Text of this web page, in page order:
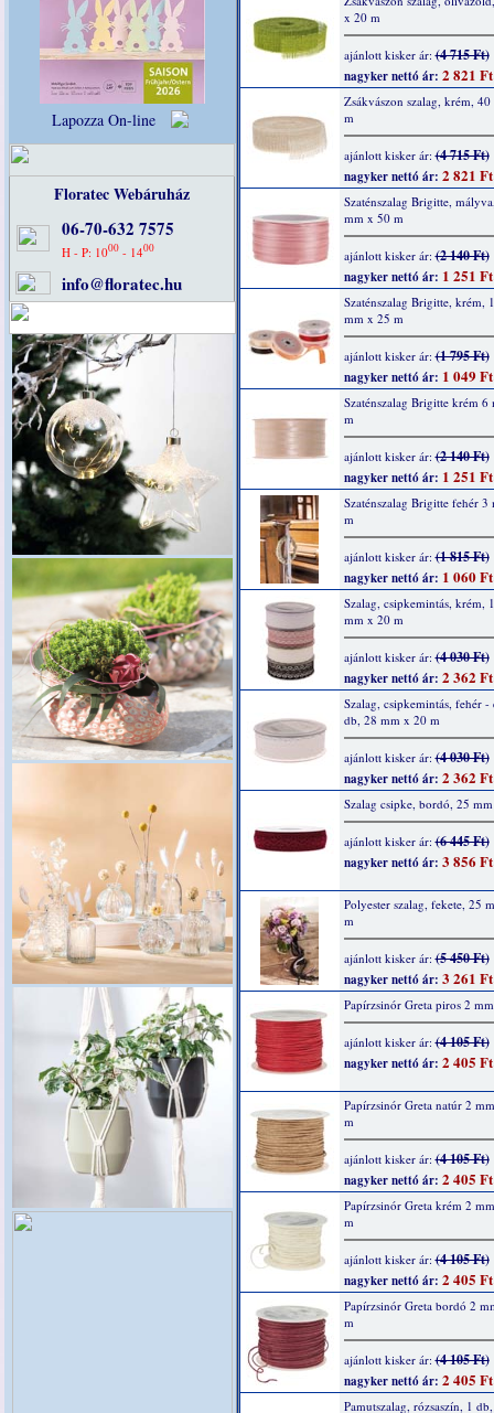
Lapozza On-line
Floratec Webáruház
06-70-632 7575
H - P: 1000 - 1400
info@floratec.hu
x 20 m
ajánlott kisker ár:(4 715 Ft)
nagyker nettó ár: 2 821 Ft
Zsákvászon szalag, krém,
m
ajánlott kisker ár:(4 715 Ft)
nagyker nettó ár: 2 821 Ft
Szaténszalag Brigitte,
mm x 50 m
ajánlott kisker ár:(2 140 Ft)
nagyker nettó ár: 1 251 Ft
Szaténszalag Brigitte, krém,
mm x 25 m
ajánlott kisker ár:(1 795 Ft)
nagyker nettó ár: 1 049 Ft
Szaténszalag Brigitte krém 6
m
ajánlott kisker ár:(2 140 Ft)
nagyker nettó ár: 1 251 Ft
Szaténszalag Brigitte fehér 3
m
ajánlott kisker ár:(1 815 Ft)
nagyker nettó ár: 1 060 Ft
Szalag, csipkemintás, krém,
mm x 20 m
ajánlott kisker ár:(4 030 Ft)
nagyker nettó ár: 2 362 Ft
Szalag, csipkemintás, fehér -
db, 28 mm x 20 m
ajánlott kisker ár:(4 030 Ft)
nagyker nettó ár: 2 362 Ft
Szalag csipke, bordó, 25
ajánlott kisker ár:(6 445 Ft)
nagyker nettó ár: 3 856 Ft
Polyester szalag, fekete, 25
m
ajánlott kisker ár:(5 450 Ft)
nagyker nettó ár: 3 261 Ft
Papírzsinór Greta piros 2
ajánlott kisker ár:(4 105 Ft)
nagyker nettó ár: 2 405 Ft
Papírzsinór Greta natúr 2
m
ajánlott kisker ár:(4 105 Ft)
nagyker nettó ár: 2 405 Ft
Papírzsinór Greta krém 2
m
ajánlott kisker ár:(4 105 Ft)
nagyker nettó ár: 2 405 Ft
Papírzsinór Greta bordó 2
m
ajánlott kisker ár:(4 105 Ft)
nagyker nettó ár: 2 405 Ft
Pamutszalag, rózsaszín, 1